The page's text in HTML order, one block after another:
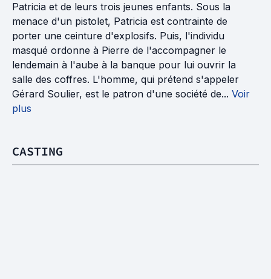
Patricia et de leurs trois jeunes enfants. Sous la
menace d'un pistolet, Patricia est contrainte de
porter une ceinture d'explosifs. Puis, l'individu
masqué ordonne à Pierre de l'accompagner le
lendemain à l'aube à la banque pour lui ouvrir la
salle des coffres. L'homme, qui prétend s'appeler
Gérard Soulier, est le patron d'une société de... Voir
plus
CASTING